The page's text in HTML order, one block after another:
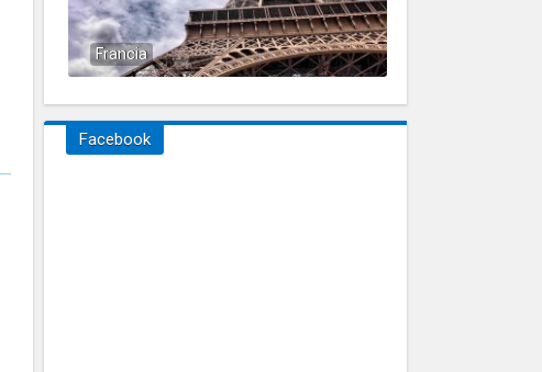
Francia
Facebook